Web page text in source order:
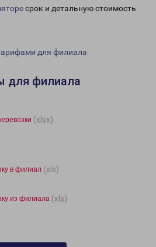
срок и детальную стоимость
для филиала
для филиала
(xlsx)
в филиал (xls)
из филиала (xls)